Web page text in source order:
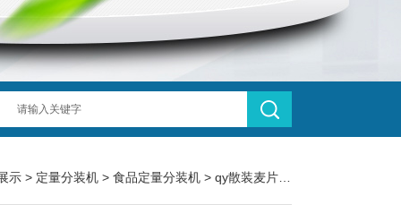
示 > 定量分装机 > 食品定量分装机 > qy散装麦片100-500克立式食品定量分装机